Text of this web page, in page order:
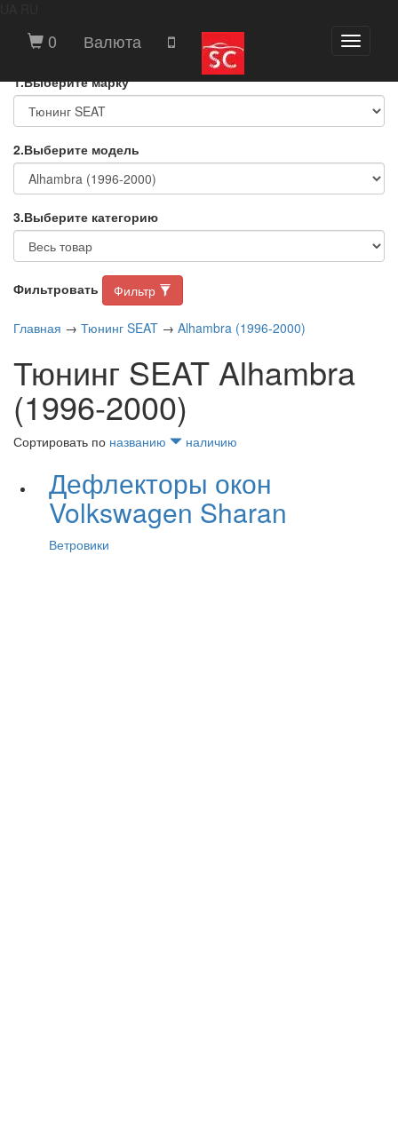
Toggle
0 Валюта
ВЫБЕРИТЕ МАРКУ И МОДЕЛЬ
АВТОМОБИЛЯ
1.Выберите марку
2.Выберите модель
3.Выберите категорию
Фильтровать Фильтр
Главная → Тюнинг SEAT → Alhambra (1996-2000)
Тюнинг SEAT Alhambra
(1996-2000)
Сортировать по названию наличию
Дефлекторы окон
Volkswagen Sharan
Ветровики